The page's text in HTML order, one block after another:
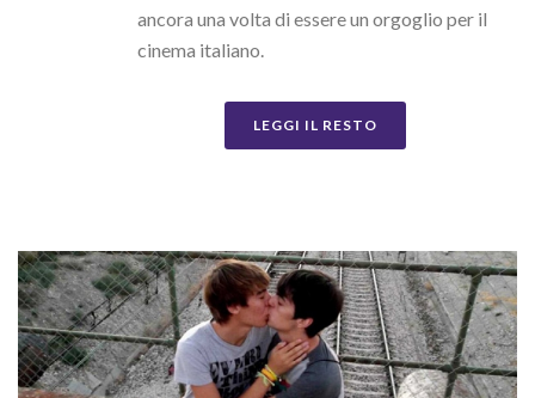
ancora una volta di essere un orgoglio per il
cinema italiano.
LEGGI IL RESTO